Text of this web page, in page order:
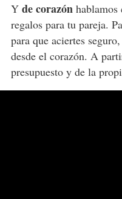
Y de corazónhablamos
regalos para tu pareja.
para que aciertes
desde el corazón. A
presupuesto y de la